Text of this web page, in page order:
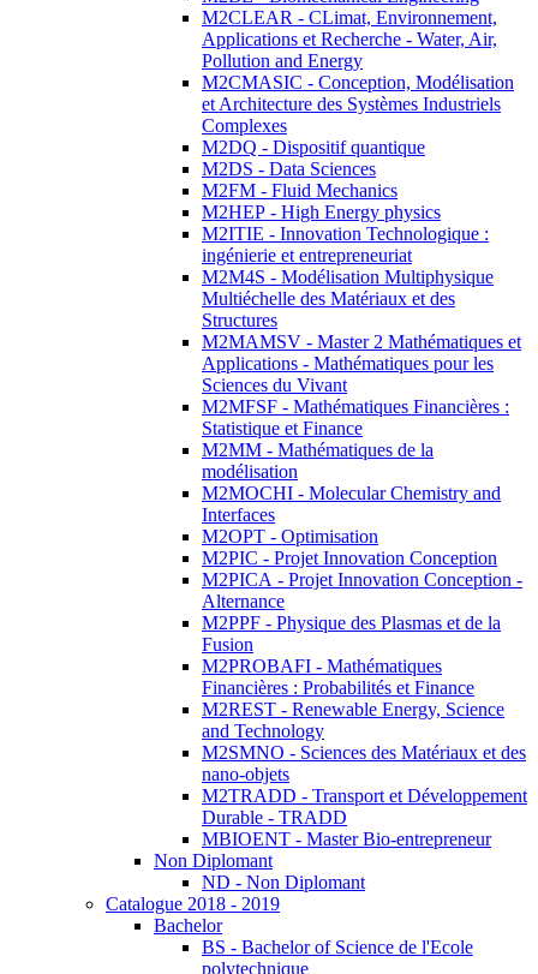
M2CLEAR - CLimat, Environnement,
Applications et Recherche - Water, Air,
Pollution and Energy
M2CMASIC - Conception, Modélisation
et Architecture des Systèmes Industriels
Complexes
M2DQ - Dispositif quantique
M2DS - Data Sciences
M2FM - Fluid Mechanics
M2HEP - High Energy physics
M2ITIE - Innovation Technologique :
ingénierie et entrepreneuriat
M2M4S - Modélisation Multiphysique
Multiéchelle des Matériaux et des
Structures
M2MAMSV - Master 2 Mathématiques et
Applications - Mathématiques pour les
Sciences du Vivant
M2MFSF - Mathématiques Financières :
Statistique et Finance
M2MM - Mathématiques de la
modélisation
M2MOCHI - Molecular Chemistry and
Interfaces
M2OPT - Optimisation
M2PIC - Projet Innovation Conception
M2PICA - Projet Innovation Conception -
Alternance
M2PPF - Physique des Plasmas et de la
Fusion
M2PROBAFI - Mathématiques
Financières : Probabilités et Finance
M2REST - Renewable Energy, Science
and Technology
M2SMNO - Sciences des Matériaux et des
nano-objets
M2TRADD - Transport et Développement
Durable - TRADD
MBIOENT - Master Bio-entrepreneur
Non Diplomant
ND - Non Diplomant
Catalogue 2018 - 2019
Bachelor
BS - Bachelor of Science de l'Ecole
polytechnique